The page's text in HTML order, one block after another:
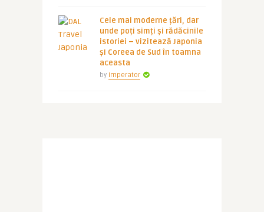
Cele mai moderne țări, dar
unde poți simți și rădăcinile
istoriei – vizitează Japonia
și Coreea de Sud în toamna
aceasta
by Imperator